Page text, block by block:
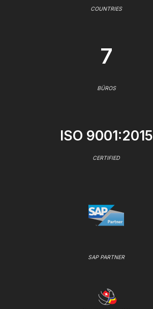
COUNTRIES
7
BÜROS
ISO 9001:2015
CERTIFIED
SAP PARTNER